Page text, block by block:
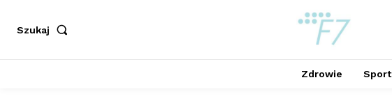
Szukaj
Zdrowie Sport